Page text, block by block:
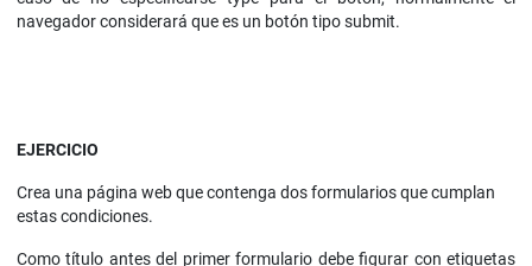
navegador considerará que es un botón tipo submit.
EJERCICIO
Crea una página web que contenga dos formularios que cumplan
estas condiciones.
Como título antes del primer formulario debe figurar con etiquetas